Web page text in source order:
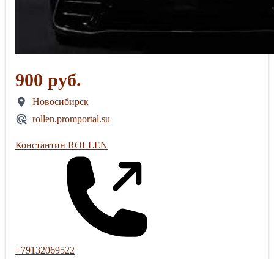
900 руб.
Новосибирск
rollen.promportal.su
Константин ROLLEN
+79132069522